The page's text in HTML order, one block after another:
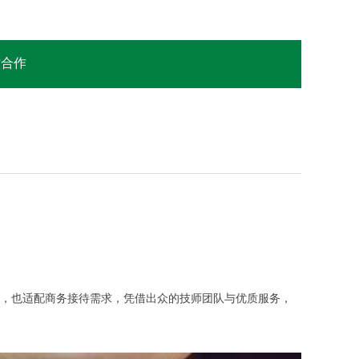
作
适配商务接待需求，凭借出众的技师团队与优质服务，